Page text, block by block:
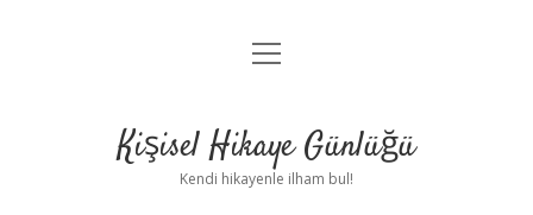
Anasayfa
Yasal Uyarı
menüyü
Kişisel Hikaye Günlüğü
Kendi hikayenle ilham bul!